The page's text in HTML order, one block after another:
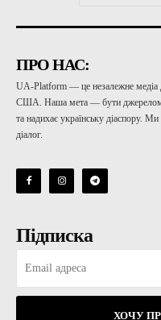
ПРО НАС:
UA-Platform — це незалежне медіа
США. Наша мета — бути джерелом
та надихає українську діаспору.
діалог.
Підписка
ХОЧУ